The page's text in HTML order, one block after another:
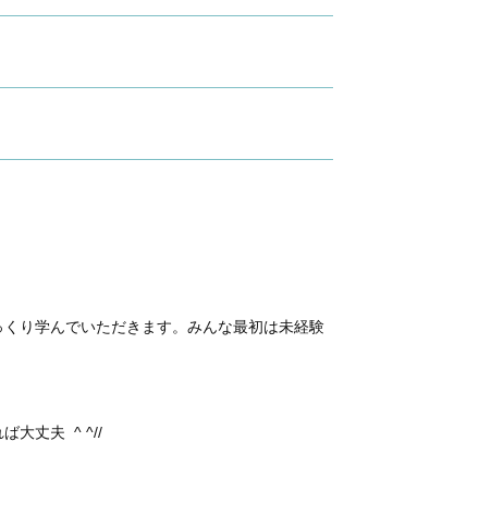
り学んでいただきます。みんな最初は未経験
ば大丈夫 ^ ^//